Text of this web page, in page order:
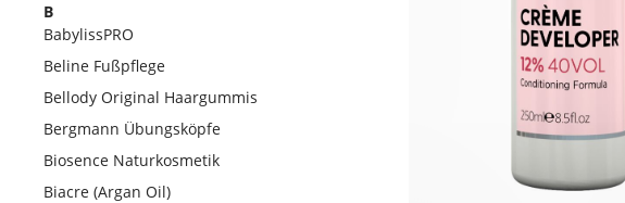
B
BabylissPRO
Beline Fußpflege
Bellody Original Haargummis
Bergmann Übungsköpfe
Biosence Naturkosmetik
Biacre (Argan Oil)